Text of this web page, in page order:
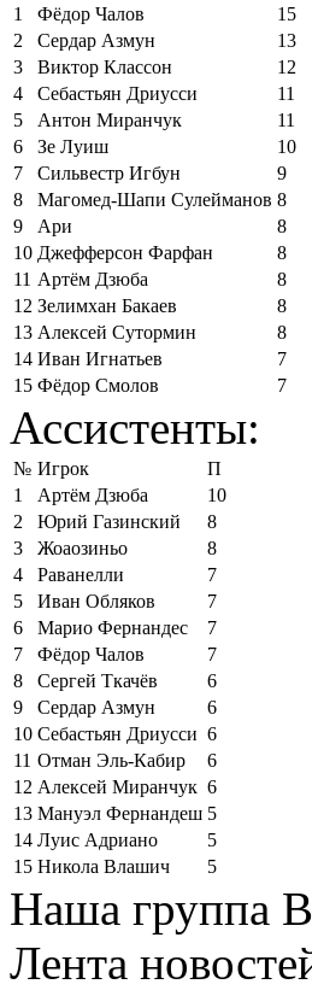
1
Фёдор Чалов
15
2
Сердар Азмун
13
3
Виктор Классон
12
4
Себастьян Дриусси
11
5
Антон Миранчук
11
6
Зе Луиш
10
7
Сильвестр Игбун
9
8
Магомед-Шапи Сулейманов 8
9
Ари
8
10 Джефферсон Фарфан
8
11 Артём Дзюба
8
12 Зелимхан Бакаев
8
13 Алексей Сутормин
8
14 Иван Игнатьев
7
15 Фёдор Смолов 7
Ассистенты:
№ Игрок
П
1
Артём Дзюба
10
2
Юрий Газинский
8
3
Жоаозиньо
8
4
Раванелли
7
5
Иван Обляков
7
6
Марио Фернандес
7
7
Фёдор Чалов
7
8
Сергей Ткачёв
6
9
Сердар Азмун
6
10 Себастьян Дриусси 6
11 Отман Эль-Кабир
6
12 Алексей Миранчук 6
13 Мануэл Фернандеш 5
14 Луис Адриано
5
15 Никола Влашич 5
Наша группа
Лента